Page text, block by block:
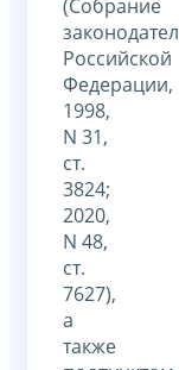
(Собрание
Российской
Федерации,
1998,
N 31,
ст.
3824;
2020,
N 48,
ст.
7627),
а
также